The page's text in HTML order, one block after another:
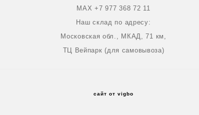
MAX +7 977 368 72 11
Наш склад по адресу:
Московская обл., МКАД, 71 км,
ТЦ Вейпарк (для самовывоза)
сайт от vigbo